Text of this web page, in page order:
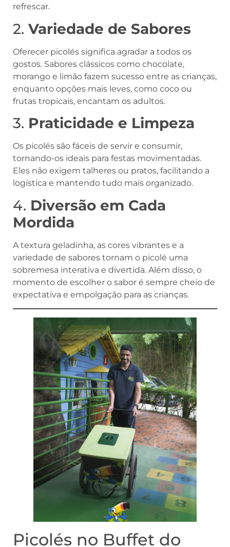
refrescar.
2. Variedade de Sabores
Oferecer picolés significa agradar a todos os
gostos. Sabores clássicos como chocolate,
morango e limão fazem sucesso entre as crianças,
enquanto opções mais leves, como coco ou
frutas tropicais, encantam os adultos.
3. Praticidade e Limpeza
Os picolés são fáceis de servir e consumir,
tornando-os ideais para festas movimentadas.
Eles não exigem talheres ou pratos, facilitando a
logística e mantendo tudo mais organizado.
4. Diversão em Cada
Mordida
A textura geladinha, as cores vibrantes e a
variedade de sabores tornam o picolé uma
sobremesa interativa e divertida. Além disso, o
momento de escolher o sabor é sempre cheio de
expectativa e empolgação para as crianças.
Picolés no Buffet do